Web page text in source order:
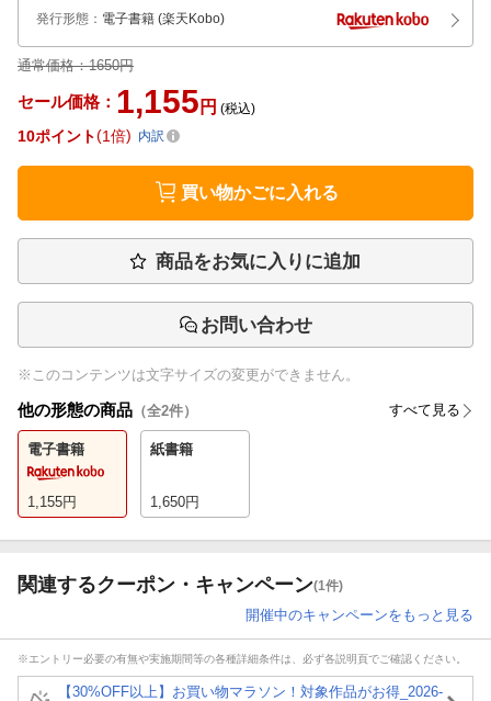
発行形態 ： 電子書籍 (楽天Kobo)
通常価格：1650円
セール価格： 1,155 円 (税込)
10ポイント 1倍 内訳
買い物かごに入れる
商品をお気に入りに追加
お問い合わせ
※このコンテンツは文字サイズの変更ができません。
他の形態の商品 （全2件） すべて見る
電子書籍
1,155円
紙書籍
1,650円
関連するクーポン・キャンペーン(1件)
開催中のキャンペーンをもっと見る
※エントリー必要の有無や実施期間等の各種詳細条件は、必ず各説明頁でご確認ください。
【30%OFF以上】お買い物マラソン！対象作品がお得_2026-